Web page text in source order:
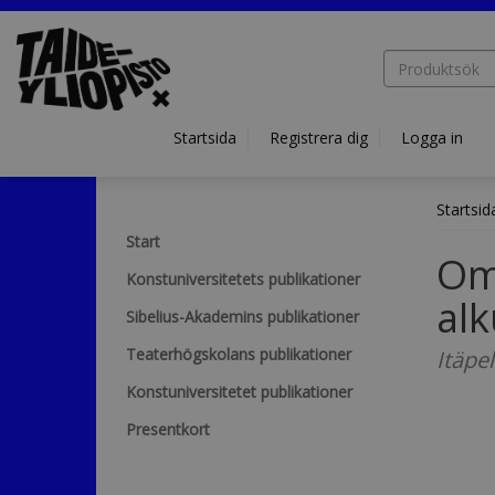
Hyppää pääsisältöön
Startsida Registrera dig Logga in
Start
Konstuniversitetets publikationer
Sibelius-Akademins publikationer
Teaterhögskolans publikationer
Konstuniversitetet publikationer
Presentkort